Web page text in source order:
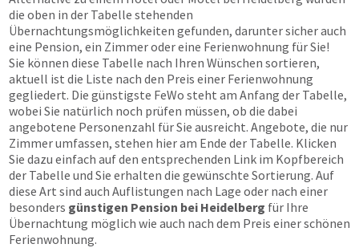
die oben in der Tabelle stehenden
Übernachtungsmöglichkeiten gefunden, darunter sicher auch
eine Pension, ein Zimmer oder eine Ferienwohnung für Sie!
Sie können diese Tabelle nach Ihren Wünschen sortieren,
aktuell ist die Liste nach den Preis einer Ferienwohnung
gegliedert. Die günstigste FeWo steht am Anfang der Tabelle,
wobei Sie natürlich noch prüfen müssen, ob die dabei
angebotene Personenzahl für Sie ausreicht. Angebote, die nur
Zimmer umfassen, stehen hier am Ende der Tabelle. Klicken
Sie dazu einfach auf den entsprechenden Link im Kopfbereich
der Tabelle und Sie erhalten die gewünschte Sortierung. Auf
diese Art sind auch Auflistungen nach Lage oder nach einer
besonders günstigen Pension bei Heidelberg für Ihre
Übernachtung möglich wie auch nach dem Preis einer schönen
Ferienwohnung.